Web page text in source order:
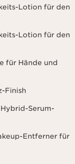
Lotion für den
Lotion für den
für Hände und
Finish
Hybrid-Serum-
Entferner für